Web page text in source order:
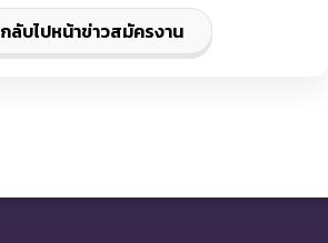
กลับไปหน้าข่าวสมัครงาน